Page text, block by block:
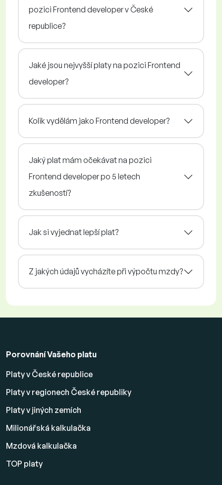
pozici Frontend developer v České
republice?
Jaké jsou nejvyšší platy na pozici Frontend
developer?
Kolik vydělám jako Frontend developer?
Jaký plat mám očekávat na pozici
Frontend developer po 5 letech
zkušeností?
Jak si vyjednat lepší plat?
Z jakých údajů vycházíte při výpočtu mzdy?
Porovnání Vašeho platu
Platy v České republice
Platy v regionech České republiky
Platy v jiných zemích
Milionářská kalkulačka
Mzdová kalkulačka
TOP platy